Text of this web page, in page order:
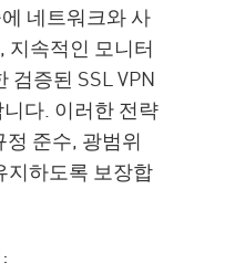
네트워크와 사
지속적인 모니터
검증된 SSL VPN
다. 이러한 전략
정 준수, 광범위
지하도록 보장합